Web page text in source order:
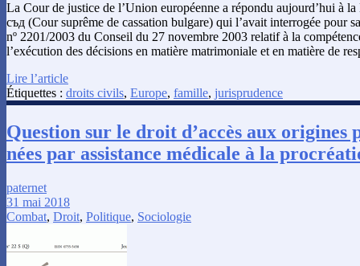
La Cour de justice de l’Union européenne a répondu aujourd’hui à
съд (Cour suprême de cassation bulgare) qui l’avait interrogée pour
nº 2201/2003 du Conseil du 27 novembre 2003 relatif à la
l’exécution des décisions en matière matrimoniale et en matière de
Lire l’article
Étiquettes : droits civils, Europe, famille, jurisprudence
Question sur le droit d’accès aux origines
nées par assistance médicale à la
paternet
31 mai 2018
Combat, Droit, Politique, Sociologie